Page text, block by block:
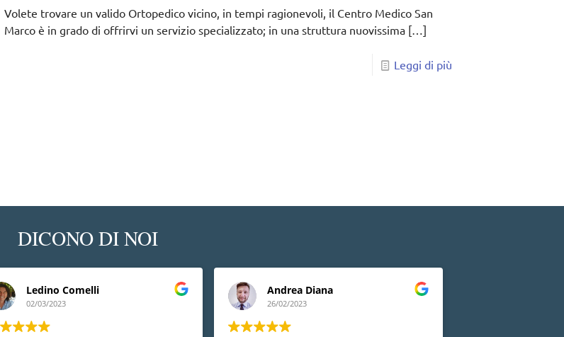
Volete trovare un valido Ortopedico vicino, in tempi ragionevoli, il Centro Medico San
Marco è in grado di offrirvi un servizio specializzato; in una struttura nuovissima […]
Leggi di più
DICONO DI NOI
Ledino Comelli
02/03/2023
Andrea Diana
26/02/2023